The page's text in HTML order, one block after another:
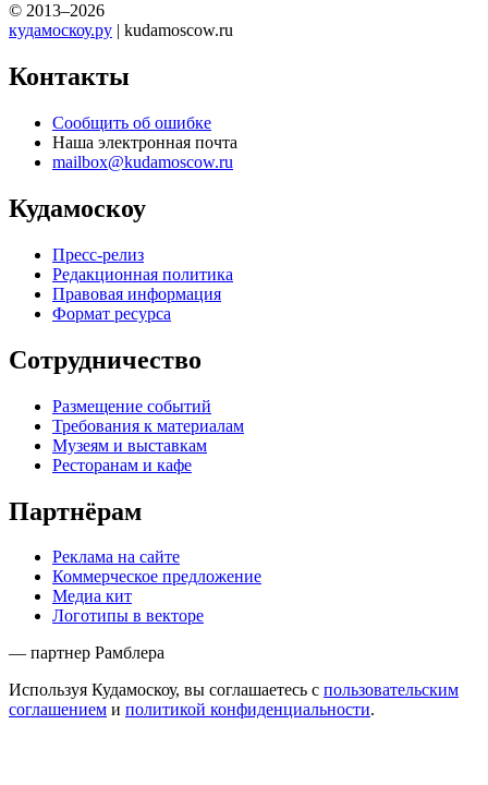
© 2013–2026
кудамоскоу.ру | kudamoscow.ru
Контакты
Сообщить об ошибке
Наша электронная почта
mailbox@kudamoscow.ru
Кудамоскоу
Пресс-релиз
Редакционная политика
Правовая информация
Формат ресурса
Сотрудничество
Размещение событий
Требования к материалам
Музеям и выставкам
Ресторанам и кафе
Партнёрам
Реклама на сайте
Коммерческое предложение
Медиа кит
Логотипы в векторе
— партнер Рамблера
Используя Кудамоскоу, вы соглашаетесь с пользовательским
соглашением и политикой конфиденциальности.